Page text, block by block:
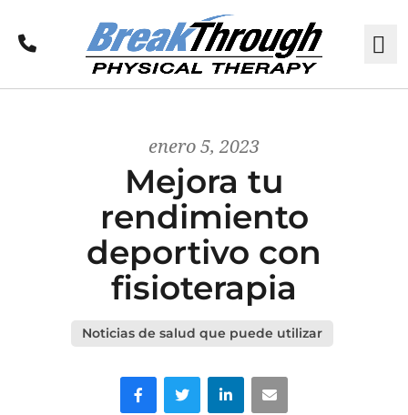
Llamar
enero 5, 2023
Mejora tu
rendimiento
deportivo con
fisioterapia
Noticias de salud que puede utilizar
FacebookGorjeo LinkedIn